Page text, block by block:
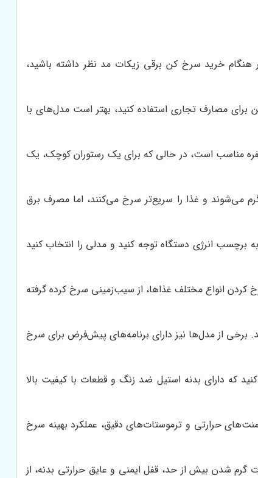
خرید سرخ کن برقی زیکات مد نظر داشته باشید،
برای مصارف تجاری استفاده کنید، بهتر است مدل‌های با
کن برقی معمولاً بر حسب لیتر یا کیلوگرم بیان می‌شود. برای مثال، یک سرخ کن با ظرفیت 3 لیتر برای یک خانواده 4 نفره مناسب است، در حالی که برای یک رستوران کوچک، یک
می‌شوند و غذا را سریع‌تر سرخ می‌کنند، اما مصرف برق
با این حال، بهتر است به برچسب انرژی دستگاه توجه کنید و مدلی را انتخاب کنید
کردن انواع مختلف غذاها، از سیب‌زمینی سرخ کرده گرفته
می‌دهد دمای سرخ کن را بین 80 تا 200 درجه سانتیگراد تنظیم کنید. برخی از مدل‌ها نیز دارای برنامه‌های پیش‌فرض برای سرخ
که دارای بدنه استیل ضد زنگ و قطعات با کیفیت بالا
حرارتی و ترموستات‌های دقیق، عملکرد بهینه سرخ
شدن بیش از حد، قفل ایمنی و عایق حرارتی بدنه، از